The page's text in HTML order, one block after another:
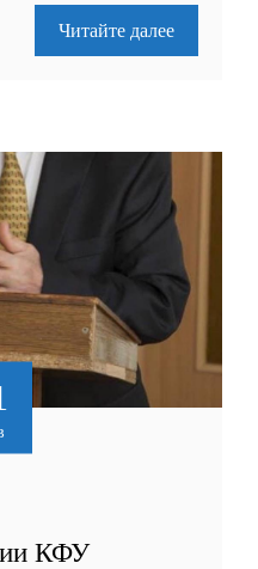
Читайте далее
КФУ